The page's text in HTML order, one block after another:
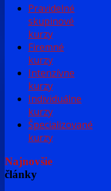
Pravidelné
skupinové
kurzy
Firemné
kurzy
Intenzívne
kurzy
Individuálne
kurzy
Špecializované
kurzy
Najnovšie
články